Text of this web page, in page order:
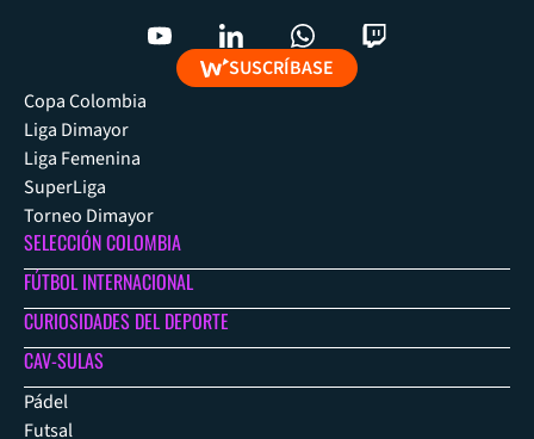
SUSCRÍBASE
Copa Colombia
Liga Dimayor
Liga Femenina
SuperLiga
Torneo Dimayor
SELECCIÓN COLOMBIA
FÚTBOL INTERNACIONAL
CURIOSIDADES DEL DEPORTE
CAV-SULAS
Pádel
Futsal